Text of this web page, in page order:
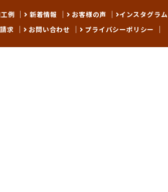
例 新着情報 お客様の声 インスタグラム
求
お問い合わせ プライバシーポリシー